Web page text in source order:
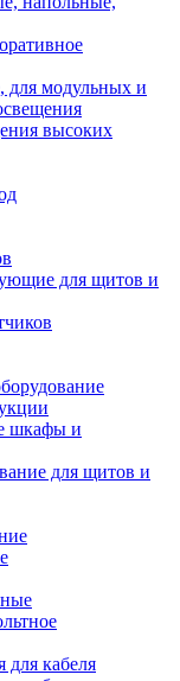
для модульных и
высоких
для щитов и
шкафы и
для щитов и